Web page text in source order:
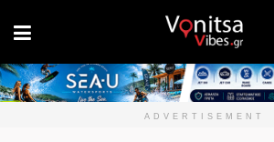
ADVERTISEMENT